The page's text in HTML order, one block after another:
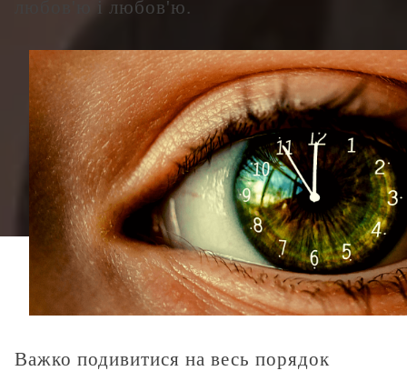
любов'ю і любов'ю.
Важко подивитися на весь порядок